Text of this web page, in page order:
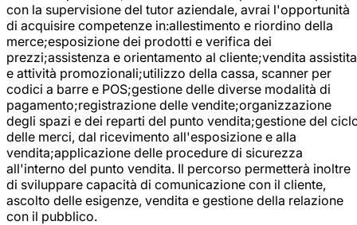
con la supervisione del tutor aziendale, avrai l'opportunità
di acquisire competenze in:allestimento e riordino della
merce;esposizione dei prodotti e verifica dei
prezzi;assistenza e orientamento al cliente;vendita assistita
e attività promozionali;utilizzo della cassa, scanner per
codici a barre e POS;gestione delle diverse modalità di
pagamento;registrazione delle vendite;organizzazione
degli spazi e dei reparti del punto vendita;gestione del
delle merci, dal ricevimento all'esposizione e alla
vendita;applicazione delle procedure di sicurezza
all'interno del punto vendita. Il percorso permetterà inoltre
di sviluppare capacità di comunicazione con il cliente,
ascolto delle esigenze, vendita e gestione della relazione
con il pubblico.